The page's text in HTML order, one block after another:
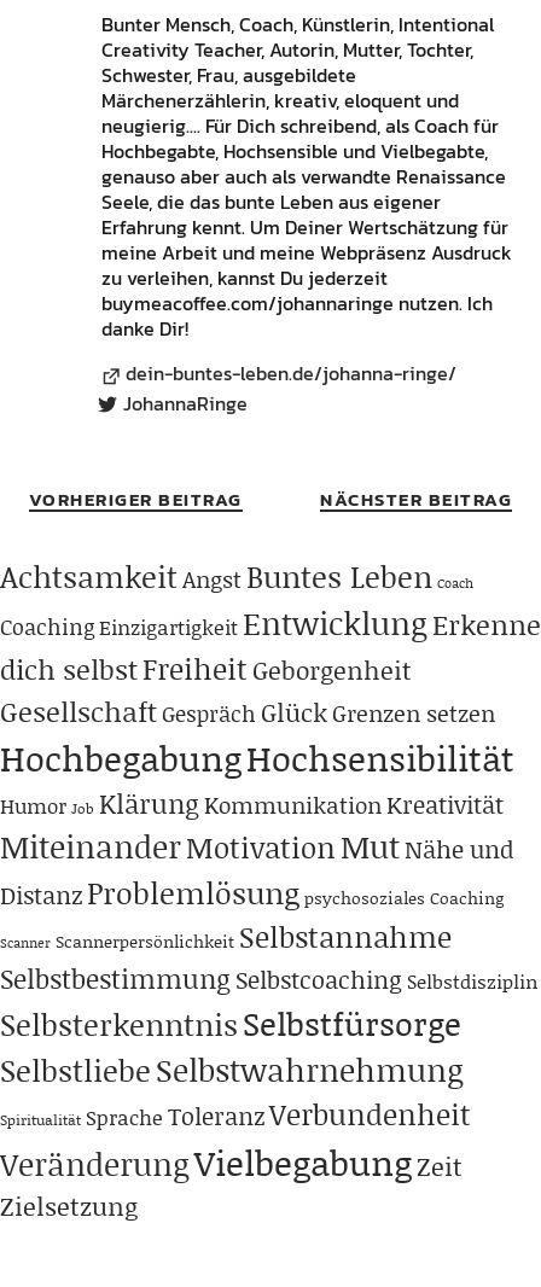
Bunter Mensch, Coach, Künstlerin, Intentional
Creativity Teacher, Autorin, Mutter, Tochter,
Schwester, Frau, ausgebildete
Märchenerzählerin, kreativ, eloquent und
neugierig.... Für Dich schreibend, als Coach für
Hochbegabte, Hochsensible und Vielbegabte,
genauso aber auch als verwandte Renaissance
Seele, die das bunte Leben aus eigener
Erfahrung kennt. Um Deiner Wertschätzung für
meine Arbeit und meine Webpräsenz Ausdruck
zu verleihen, kannst Du jederzeit
buymeacoffee.com/johannaringe nutzen. Ich
danke Dir!
dein-buntes-leben.de/johanna-ringe/
JohannaRinge
VORHERIGER BEITRAG NÄCHSTER BEITRAG
AchtsamkeitAngstBuntes Leben Coach
CoachingEinzigartigkeit EntwicklungErkenne
dich selbstFreiheit Geborgenheit
GesellschaftGespräch GlückGrenzen setzen
HochbegabungHochsensibilität
Humor Job KlärungKommunikationKreativität
MiteinanderMotivationMutNähe und
DistanzProblemlösungpsychosoziales Coaching
Scanner Scannerpersönlichkeit Selbstannahme
Selbstbestimmung Selbstcoaching Selbstdisziplin
SelbsterkenntnisSelbstfürsorge
SelbstliebeSelbstwahrnehmung
Spiritualität Sprache ToleranzVerbundenheit
VeränderungVielbegabungZeit
Zielsetzung